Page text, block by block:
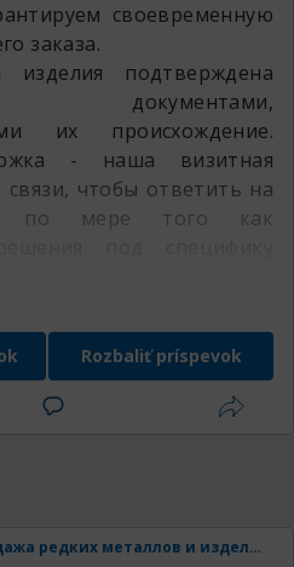
своевременную
заказа.
изделия подтверждена
документами,
их происхождение.
- наша визитная
чтобы ответить на
по мере того как
и убедитесь в
Rozbaliť príspevok
Продажа редких металлов и изделий из них.